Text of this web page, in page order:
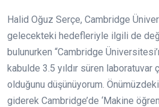
Halid Oğuz Serçe, Cambridge
gelecekteki hedefleriyle ilgili de
bulunurken “Cambridge
kabulde 3.5 yıldır süren laboratuvar
olduğunu düşünüyorum.
giderek Cambridge’de ‘Makine